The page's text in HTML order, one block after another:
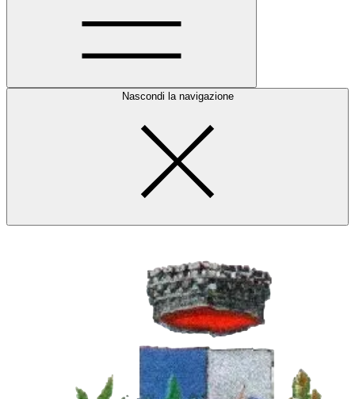
Nascondi la navigazione